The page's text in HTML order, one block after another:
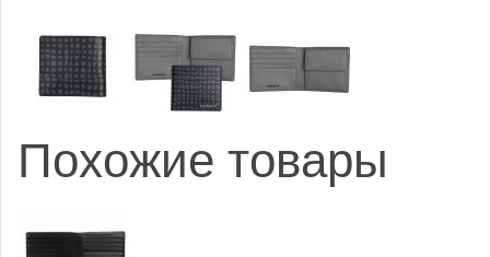
Похожие товары